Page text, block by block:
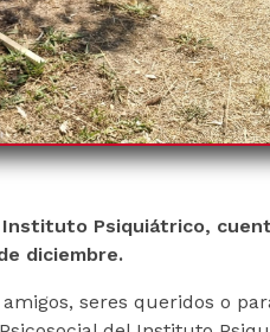
Instituto Psiquiátrico,
diciembre.
seres queridos o